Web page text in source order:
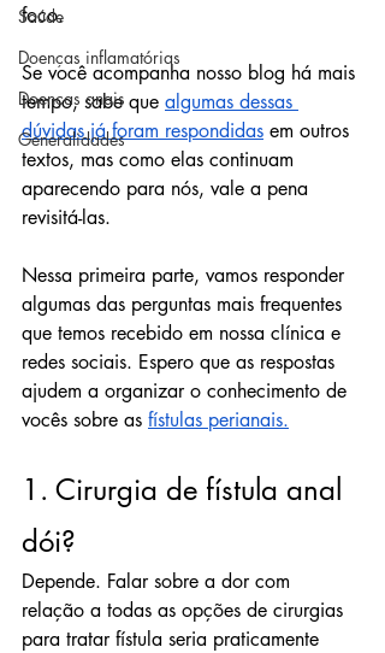
Saúde
Doenças inflamatórias
Doenças anais
Generalidades
foco.
Se você acompanha nosso blog há mais
tempo, sabe que algumas dessas
dúvidas já foram respondidas em outros
textos, mas como elas continuam
aparecendo para nós, vale a pena
revisitá-las.
Nessa primeira parte, vamos responder
algumas das perguntas mais frequentes
que temos recebido em nossa clínica e
redes sociais. Espero que as respostas
ajudem a organizar o conhecimento de
vocês sobre as fístulas perianais.
1. Cirurgia de fístula anal
dói?
Depende. Falar sobre a dor com
relação a todas as opções de cirurgias
para tratar fístula seria praticamente